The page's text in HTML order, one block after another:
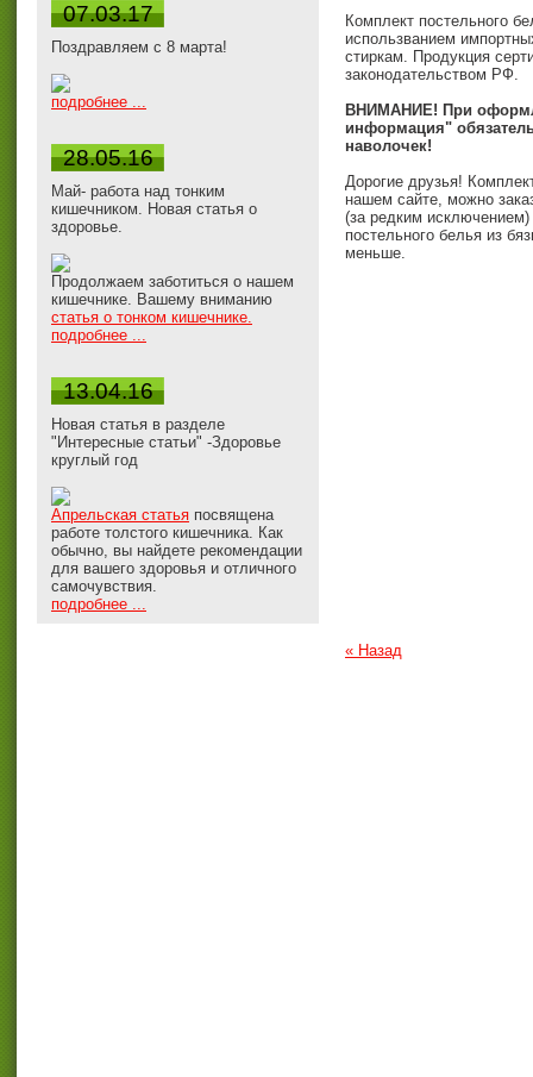
07.03.17
Поздравляем с 8 марта!
подробнее ...
28.05.16
Май- работа над тонким
кишечником. Новая статья о
здоровье.
Продолжаем заботиться о нашем
кишечнике. Вашему вниманию
статья о тонком кишечнике.
подробнее ...
13.04.16
Новая статья в разделе
"Интересные статьи" -Здоровье
круглый год
Апрельская статья посвящена
работе толстого кишечника. Как
обычно, вы найдете рекомендации
для вашего здоровья и отличного
самочувствия.
подробнее ...
Комплект постельного
использванием
стиркам. Продукция
законодательством РФ.
ВНИМАНИЕ! При
информация"
наволочек!
Дорогие друзья!
нашем сайте, можно
(за редким исключением)
постельного белья из
меньше.
« Назад